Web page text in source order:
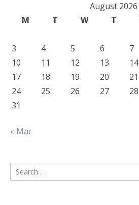
August 2026
M
T W T
3
4 5 6 7
10
11 12 13 14
17
18 19 20 21
24
25 26 27 28
31
« Mar
Search
for: